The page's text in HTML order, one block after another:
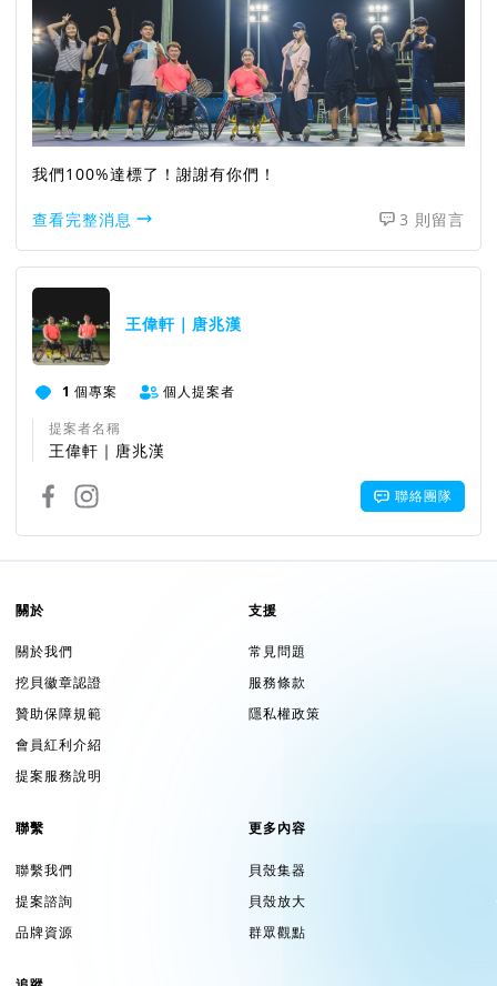
我們100%達標了！謝謝有你們！
查看完整消息 3 則留言
王偉軒｜唐兆漢
1 個專案
個人提案者
提案者名稱
王偉軒｜唐兆漢
聯絡團隊
關於
關於我們
挖貝徽章認證
贊助保障規範
會員紅利介紹
提案服務說明
支援
常見問題
服務條款
隱私權政策
聯繫
聯繫我們
提案諮詢
品牌資源
更多內容
貝殼集器
貝殼放大
群眾觀點